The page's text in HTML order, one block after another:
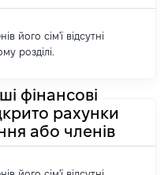
його сім'ї відсутні
розділі.
фінансові
рахунки
або членів